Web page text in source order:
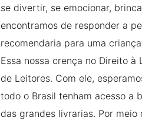
se divertir, se emocionar,
encontramos de responder a
recomendaria para uma
Essa nossa crença no Direito
de Leitores. Com ele,
todo o Brasil tenham acesso a
das grandes livrarias. Por